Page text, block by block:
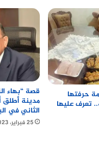
شركة تصميم هوية
حرفتها
تعرف عليها
قصة “بهاء
مدينة أطلق
الثاني في
25 فبراير، 2023